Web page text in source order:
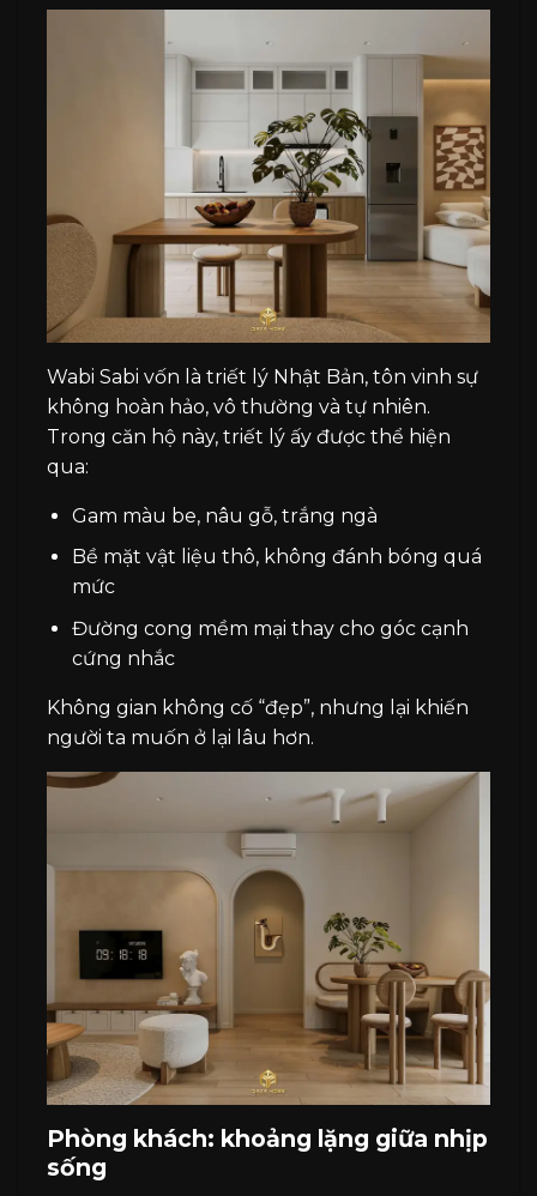
Wabi Sabi vốn là triết lý Nhật Bản, tôn vinh sự
không hoàn hảo, vô thường và tự nhiên.
Trong căn hộ này, triết lý ấy được thể hiện
qua:
Gam màu be, nâu gỗ, trắng ngà
Bề mặt vật liệu thô, không đánh bóng quá
mức
Đường cong mềm mại thay cho góc cạnh
cứng nhắc
Không gian không cố “đẹp”, nhưng lại khiến
người ta muốn ở lại lâu hơn.
Phòng khách: khoảng lặng giữa nhịp
sống